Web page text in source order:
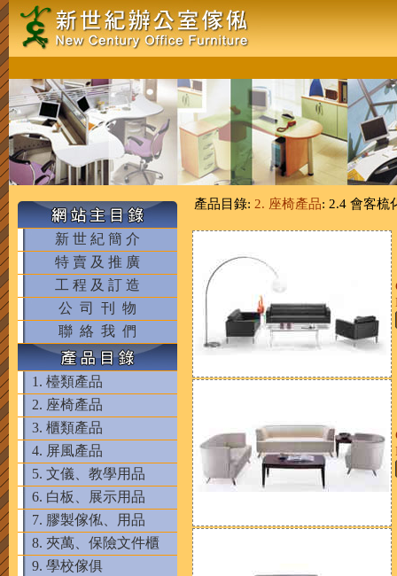
新 世 紀 簡 介
特 賣 及 推 廣
工 程 及 訂 造
公 司 刊 物
聯 絡 我 們
1. 檯類產品
2. 座椅產品
3. 櫃類產品
4. 屏風產品
5. 文儀、教學用品
6. 白板、展示用品
7. 膠製傢俬、用品
8. 夾萬、保險文件櫃
9. 學校傢俱
產品目錄: 2. 座椅產品: 2.4 會客梳